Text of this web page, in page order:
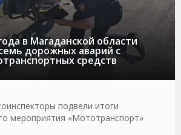
в Магаданской области
дорожных аварий с
средств
подвели итоги
мероприятия «Мототранспорт»